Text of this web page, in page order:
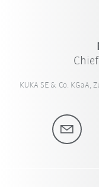
KUKA SE & Co. KGaA,